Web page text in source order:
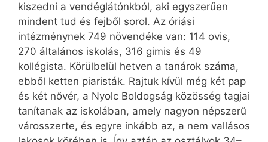
kiszedni a vendéglátónkból, aki egyszerűen
mindent tud és fejből sorol. Az óriási
intézménynek 749 növendéke van: 114 ovis,
270 általános iskolás, 316 gimis és 49
kollégista. Körülbelül hetven a tanárok száma,
ebből ketten piaristák. Rajtuk kívül még két pap
és két nővér, a Nyolc Boldogság közösség tagjai
tanítanak az iskolában, amely nagyon népszerű
városszerte, és egyre inkább az, a nem vallásos